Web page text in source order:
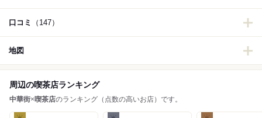
口コミ （147）
地図
周辺の喫茶店ランキング
中華街×喫茶店のランキング（点数の高いお店）です。